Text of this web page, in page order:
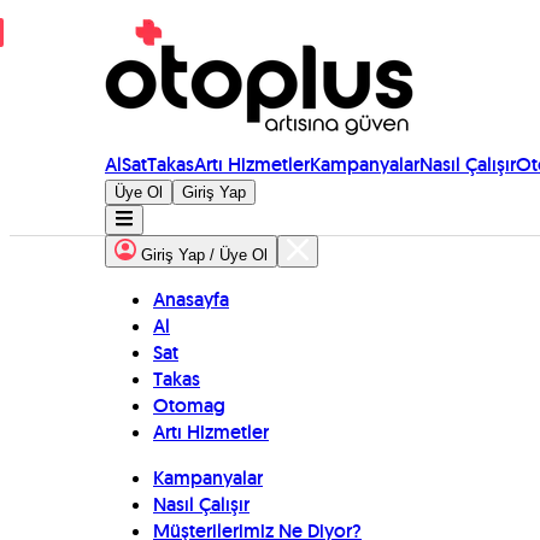
AlSatTakasArtı HizmetlerKampanyalarNasıl Çalışır
Üye Ol Giriş Yap
Giriş Yap / Üye Ol
Anasayfa
Al
Sat
Takas
Otomag
Artı Hizmetler
Kampanyalar
Nasıl Çalışır
Müşterilerimiz Ne Diyor?